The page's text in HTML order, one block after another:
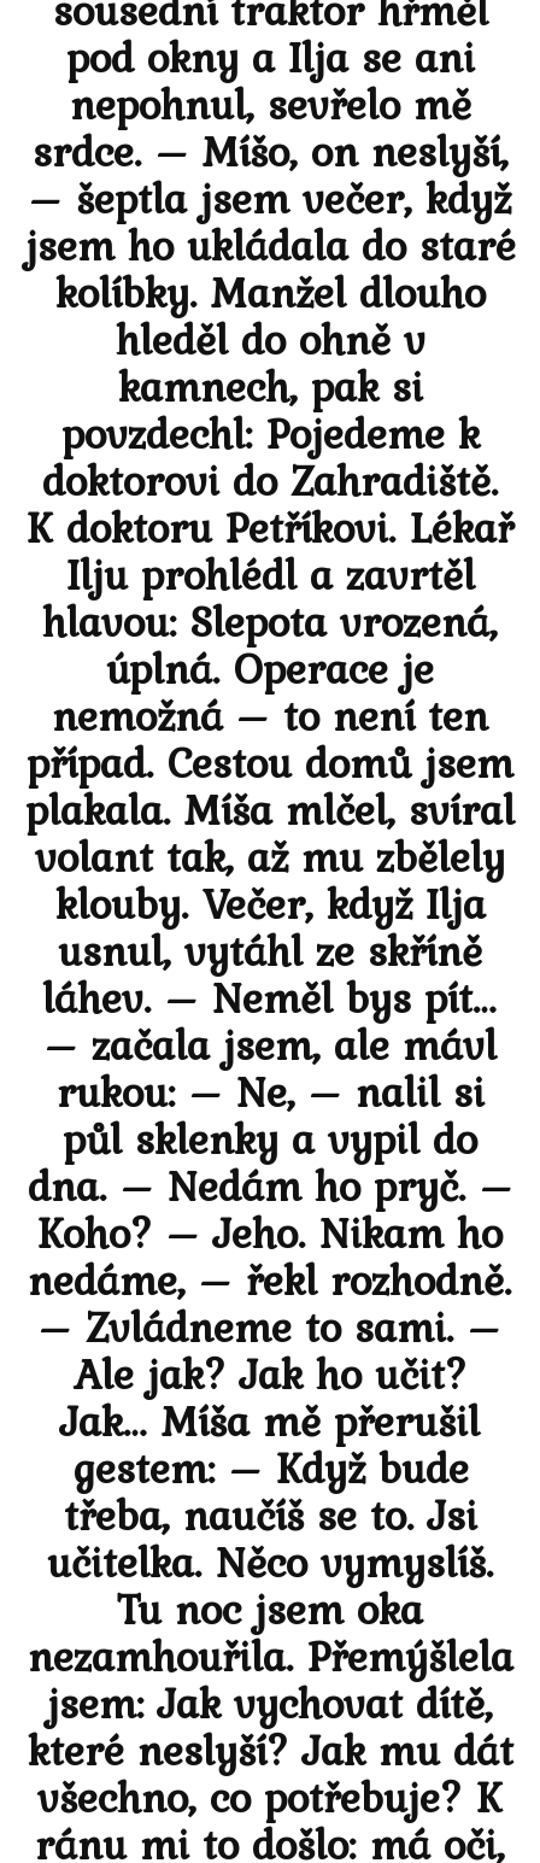
pod okny a Ilja se ani
nepohnul, sevřelo mě
srdce. – Míšo, on neslyší,
– šeptla jsem večer, když
jsem ho ukládala do staré
kolíbky. Manžel dlouho
hleděl do ohně v
kamnech, pak si
povzdechl: Pojedeme k
doktorovi do Zahradiště.
K doktoru Petříkovi. Lékař
Ilju prohlédl a zavrtěl
hlavou: Slepota vrozená,
úplná. Operace je
nemožná – to není ten
případ. Cestou domů jsem
plakala. Míša mlčel, svíral
volant tak, až mu zbělely
klouby. Večer, když Ilja
usnul, vytáhl ze skříně
láhev. – Neměl bys pít…
– začala jsem, ale mávl
rukou: – Ne, – nalil si
půl sklenky a vypil do
dna. – Nedám ho pryč. –
Koho? – Jeho. Nikam ho
nedáme, – řekl rozhodně.
– Zvládneme to sami. –
Ale jak? Jak ho učit?
Jak… Míša mě přerušil
gestem: – Když bude
třeba, naučíš se to. Jsi
učitelka. Něco vymyslíš.
Tu noc jsem oka
nezamhouřila. Přemýšlela
jsem: Jak vychovat dítě,
které neslyší? Jak mu dát
všechno, co potřebuje? K
ránu mi to došlo: má oči,